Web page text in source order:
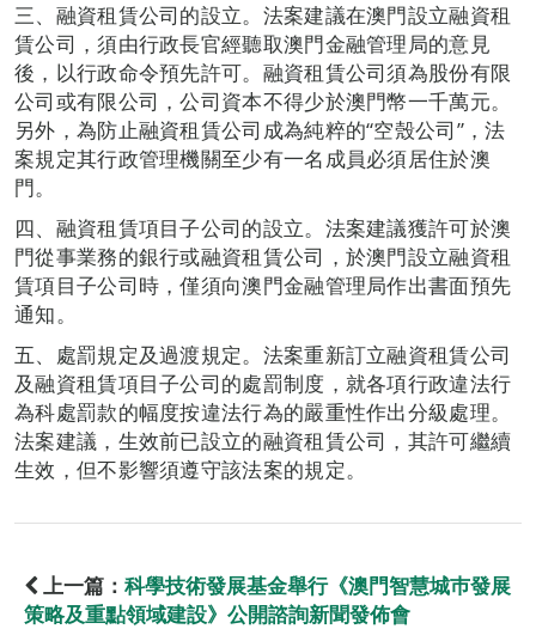
三、融資租賃公司的設立。法案建議在澳門設立融資租
賃公司，須由行政長官經聽取澳門金融管理局的意見
後，以行政命令預先許可。融資租賃公司須為股份有限
公司或有限公司，公司資本不得少於澳門幣一千萬元。
另外，為防止融資租賃公司成為純粹的“空殼公司”，法
案規定其行政管理機關至少有一名成員必須居住於澳
門。
四、融資租賃項目子公司的設立。法案建議獲許可於澳
門從事業務的銀行或融資租賃公司，於澳門設立融資租
賃項目子公司時，僅須向澳門金融管理局作出書面預先
通知。
五、處罰規定及過渡規定。法案重新訂立融資租賃公司
及融資租賃項目子公司的處罰制度，就各項行政違法行
為科處罰款的幅度按違法行為的嚴重性作出分級處理。
法案建議，生效前已設立的融資租賃公司，其許可繼續
生效，但不影響須遵守該法案的規定。
上一篇： 科學技術發展基金舉行《澳門智慧城巿發展
策略及重點領域建設》公開諮詢新聞發佈會